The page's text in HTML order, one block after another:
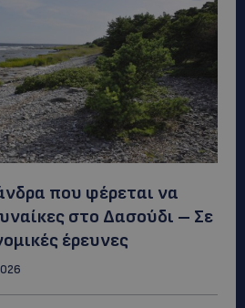
που φέρεται να
στο Δασούδι – Σε
έρευνες